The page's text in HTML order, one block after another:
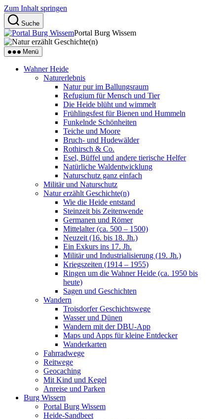
Zum Inhalt springen
Suche
Portal Burg Wissem
Menü
Wahner Heide
Naturerlebnis
Natur pur im Ballungsraum
Refugium für Mensch und Tier
Die Heide blüht und wimmelt
Frühlingsfest für Bienen und Hummeln
Funkelnde Schönheiten
Teiche und Moore
Bruch- und Hudewälder
Rothirsch & Co.
Esel, Büffel und andere tierische Helfer
Natürliche Waldentwicklung
Naturschutz ganz einfach
Militär und Naturschutz
Natur erzählt Geschichte(n)
Wie die Heide entstand
Steinzeit bis Zeitenwende
Germanen und Römer
Mittelalter (ca. 500 – 1500)
Neuzeit (16. bis 18. Jh.)
Ein Exkurs ins 17. Jh.
Militär und Industrialisierung (19. Jh.)
Kriegszeiten (1914 – 1955)
Ringen um die Wahner Heide (ca. 1950 bis
heute)
Sagen und Geschichten
Wandern
Troisdorfer Geschichtswege
Wasser und Dünen
Wandern mit der DBU-App
Maps und Apps für kleine Entdecker
Wanderkarten
Fahrradwege
Reitwege
Geocaching
Mit Kind und Kegel
Anreise und Parken
Burg Wissem
Portal Burg Wissem
Heide-Sandbeet